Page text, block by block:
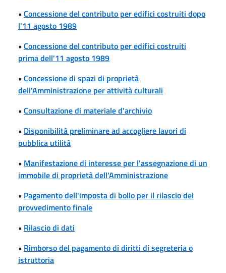
• Concessione del contributo per edifici costruiti dopo
l'11 agosto 1989
• Concessione del contributo per edifici costruiti
prima dell'11 agosto 1989
• Concessione di spazi di proprietà
dell'Amministrazione per attività culturali
• Consultazione di materiale d'archivio
• Disponibilità preliminare ad accogliere lavori di
pubblica utilità
• Manifestazione di interesse per l'assegnazione di un
immobile di proprietà dell'Amministrazione
• Pagamento dell'imposta di bollo per il rilascio del
provvedimento finale
• Rilascio di dati
• Rimborso del pagamento di diritti di segreteria o
istruttoria